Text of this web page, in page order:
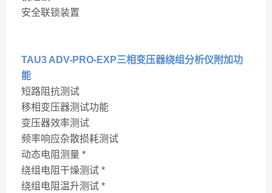
安全联锁装置
TAU3 ADV-PRO-EXP三相变压器绕组分析仪附加功
能
短路阻抗测试
移相变压器测试功能
变压器效率测试
频率响应杂散损耗测试
动态电阻测量 *
绕组电阻干燥测试 *
绕组电阻温升测试 *